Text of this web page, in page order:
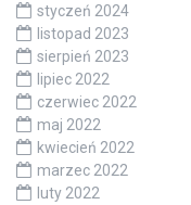
styczeń 2024
listopad 2023
sierpień 2023
lipiec 2022
czerwiec 2022
maj 2022
kwiecień 2022
marzec 2022
luty 2022